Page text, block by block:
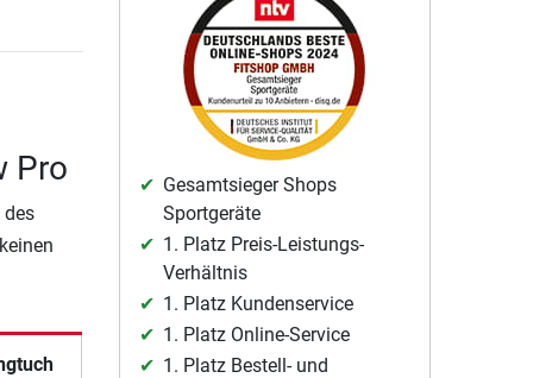
Pro
des
Gesamtsieger Shops
Sportgeräte
1. Platz Preis-Leistungs-
Verhältnis
1. Platz Kundenservice
1. Platz Online-Service
1. Platz Bestell- und